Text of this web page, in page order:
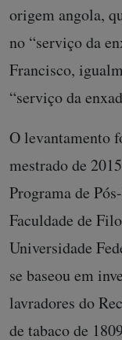
origem angola,
no “serviço da
Francisco,
“serviço da
O levantamento
mestrado de
Programa de
Faculdade de
Universidade
se baseou em
lavradores do
de tabaco de